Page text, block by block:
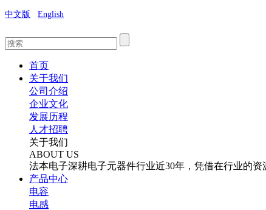
中文版 English
首页
关于我们
公司介绍
企业文化
发展历程
人才招聘
关于我们
ABOUT US
法本电子深耕电子元器件行业近30年，凭借在行业的
产品中心
电容
电感